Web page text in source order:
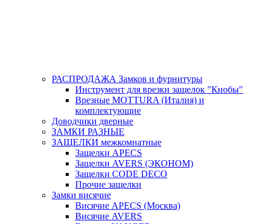
РАСПРОДАЖА Замков и фурнитуры
Инструмент для врезки защелок "Кнобы"
Врезные MOTTURA (Италия) и
комплектующие
Доводчики дверные
ЗАМКИ РАЗНЫЕ
ЗАЩЕЛКИ межкомнатные
Защелки APECS
Защелки AVERS (ЭКОНОМ)
Защелки CODE DECO
Прочие защелки
Замки висячие
Висячие APECS (Москва)
Висячие AVERS